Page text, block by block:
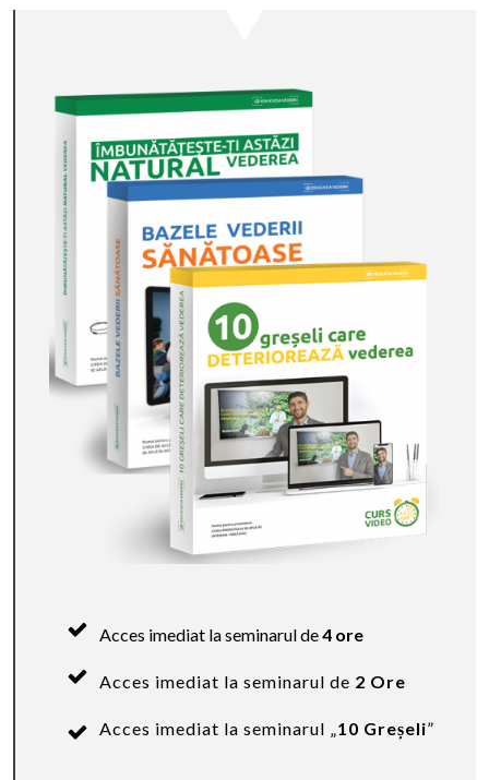
Acces imediat la seminarul de4 ore
Acces imediat la seminarul de 2 Ore
Acces imediat la seminarul „10 Greșeli”